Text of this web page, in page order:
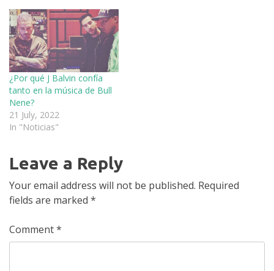
¿Por qué J Balvin confía
tanto en la música de Bull
Nene?
21 July, 2022
In "Noticias"
Leave a Reply
Your email address will not be published. Required
fields are marked *
Comment*